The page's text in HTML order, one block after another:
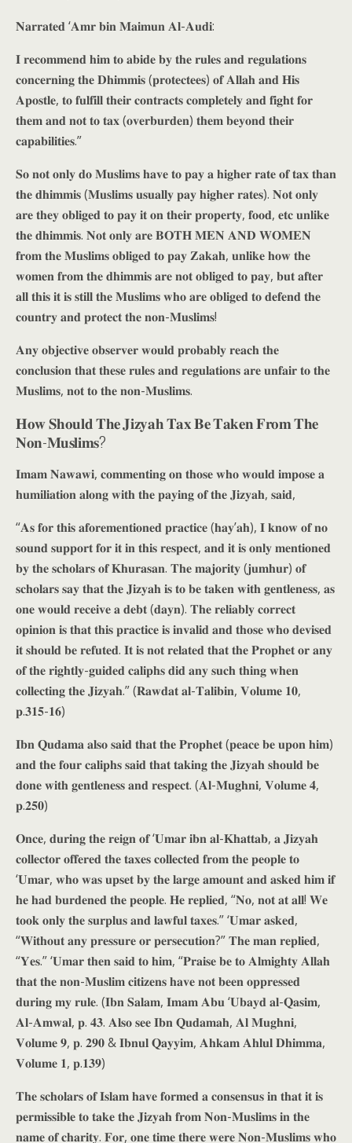
𝐍𝐚𝐫𝐫𝐚𝐭𝐞𝐝 ‘𝐀𝐦𝐫 𝐛𝐢𝐧 𝐌𝐚𝐢𝐦𝐮𝐧 𝐀𝐥-𝐀𝐮𝐝𝐢:
𝐈 𝐫𝐞𝐜𝐨𝐦𝐦𝐞𝐧𝐝 𝐡𝐢𝐦 𝐭𝐨 𝐚𝐛𝐢𝐝𝐞 𝐛𝐲 𝐭𝐡𝐞 𝐫𝐮𝐥𝐞𝐬 𝐚𝐧𝐝 𝐫𝐞𝐠𝐮𝐥𝐚𝐭𝐢𝐨𝐧𝐬
𝐜𝐨𝐧𝐜𝐞𝐫𝐧𝐢𝐧𝐠 𝐭𝐡𝐞 𝐃𝐡𝐢𝐦𝐦𝐢𝐬 (𝐩𝐫𝐨𝐭𝐞𝐜𝐭𝐞𝐞𝐬) 𝐨𝐟 𝐀𝐥𝐥𝐚𝐡 𝐚𝐧𝐝 𝐇𝐢𝐬
𝐀𝐩𝐨𝐬𝐭𝐥𝐞, 𝐭𝐨 𝐟𝐮𝐥𝐟𝐢𝐥𝐥 𝐭𝐡𝐞𝐢𝐫 𝐜𝐨𝐧𝐭𝐫𝐚𝐜𝐭𝐬 𝐜𝐨𝐦𝐩𝐥𝐞𝐭𝐞𝐥𝐲 𝐚𝐧𝐝 𝐟𝐢𝐠𝐡𝐭 𝐟𝐨𝐫
𝐭𝐡𝐞𝐦 𝐚𝐧𝐝 𝐧𝐨𝐭 𝐭𝐨 𝐭𝐚𝐱 (𝐨𝐯𝐞𝐫𝐛𝐮𝐫𝐝𝐞𝐧) 𝐭𝐡𝐞𝐦 𝐛𝐞𝐲𝐨𝐧𝐝 𝐭𝐡𝐞𝐢𝐫
𝐜𝐚𝐩𝐚𝐛𝐢𝐥𝐢𝐭𝐢𝐞𝐬.”
𝐒𝐨 𝐧𝐨𝐭 𝐨𝐧𝐥𝐲 𝐝𝐨 𝐌𝐮𝐬𝐥𝐢𝐦𝐬 𝐡𝐚𝐯𝐞 𝐭𝐨 𝐩𝐚𝐲 𝐚 𝐡𝐢𝐠𝐡𝐞𝐫 𝐫𝐚𝐭𝐞 𝐨𝐟 𝐭𝐚𝐱 𝐭𝐡𝐚𝐧
𝐭𝐡𝐞 𝐝𝐡𝐢𝐦𝐦𝐢𝐬 (𝐌𝐮𝐬𝐥𝐢𝐦𝐬 𝐮𝐬𝐮𝐚𝐥𝐥𝐲 𝐩𝐚𝐲 𝐡𝐢𝐠𝐡𝐞𝐫 𝐫𝐚𝐭𝐞𝐬). 𝐍𝐨𝐭 𝐨𝐧𝐥𝐲
𝐚𝐫𝐞 𝐭𝐡𝐞𝐲 𝐨𝐛𝐥𝐢𝐠𝐞𝐝 𝐭𝐨 𝐩𝐚𝐲 𝐢𝐭 𝐨𝐧 𝐭𝐡𝐞𝐢𝐫 𝐩𝐫𝐨𝐩𝐞𝐫𝐭𝐲, 𝐟𝐨𝐨𝐝, 𝐞𝐭𝐜 𝐮𝐧𝐥𝐢𝐤𝐞
𝐭𝐡𝐞 𝐝𝐡𝐢𝐦𝐦𝐢𝐬. 𝐍𝐨𝐭 𝐨𝐧𝐥𝐲 𝐚𝐫𝐞 𝐁𝐎𝐓𝐇 𝐌𝐄𝐍 𝐀𝐍𝐃 𝐖𝐎𝐌𝐄𝐍
𝐟𝐫𝐨𝐦 𝐭𝐡𝐞 𝐌𝐮𝐬𝐥𝐢𝐦𝐬 𝐨𝐛𝐥𝐢𝐠𝐞𝐝 𝐭𝐨 𝐩𝐚𝐲 𝐙𝐚𝐤𝐚𝐡, 𝐮𝐧𝐥𝐢𝐤𝐞 𝐡𝐨𝐰 𝐭𝐡𝐞
𝐰𝐨𝐦𝐞𝐧 𝐟𝐫𝐨𝐦 𝐭𝐡𝐞 𝐝𝐡𝐢𝐦𝐦𝐢𝐬 𝐚𝐫𝐞 𝐧𝐨𝐭 𝐨𝐛𝐥𝐢𝐠𝐞𝐝 𝐭𝐨 𝐩𝐚𝐲, 𝐛𝐮𝐭 𝐚𝐟𝐭𝐞𝐫
𝐚𝐥𝐥 𝐭𝐡𝐢𝐬 𝐢𝐭 𝐢𝐬 𝐬𝐭𝐢𝐥𝐥 𝐭𝐡𝐞 𝐌𝐮𝐬𝐥𝐢𝐦𝐬 𝐰𝐡𝐨 𝐚𝐫𝐞 𝐨𝐛𝐥𝐢𝐠𝐞𝐝 𝐭𝐨 𝐝𝐞𝐟𝐞𝐧𝐝 𝐭𝐡𝐞
𝐜𝐨𝐮𝐧𝐭𝐫𝐲 𝐚𝐧𝐝 𝐩𝐫𝐨𝐭𝐞𝐜𝐭 𝐭𝐡𝐞 𝐧𝐨𝐧-𝐌𝐮𝐬𝐥𝐢𝐦𝐬!
𝐀𝐧𝐲 𝐨𝐛𝐣𝐞𝐜𝐭𝐢𝐯𝐞 𝐨𝐛𝐬𝐞𝐫𝐯𝐞𝐫 𝐰𝐨𝐮𝐥𝐝 𝐩𝐫𝐨𝐛𝐚𝐛𝐥𝐲 𝐫𝐞𝐚𝐜𝐡 𝐭𝐡𝐞
𝐜𝐨𝐧𝐜𝐥𝐮𝐬𝐢𝐨𝐧 𝐭𝐡𝐚𝐭 𝐭𝐡𝐞𝐬𝐞 𝐫𝐮𝐥𝐞𝐬 𝐚𝐧𝐝 𝐫𝐞𝐠𝐮𝐥𝐚𝐭𝐢𝐨𝐧𝐬 𝐚𝐫𝐞 𝐮𝐧𝐟𝐚𝐢𝐫 𝐭𝐨 𝐭𝐡𝐞
𝐌𝐮𝐬𝐥𝐢𝐦𝐬, 𝐧𝐨𝐭 𝐭𝐨 𝐭𝐡𝐞 𝐧𝐨𝐧-𝐌𝐮𝐬𝐥𝐢𝐦𝐬.
𝐇𝐨𝐰 𝐒𝐡𝐨𝐮𝐥𝐝 𝐓𝐡𝐞 𝐉𝐢𝐳𝐲𝐚𝐡 𝐓𝐚𝐱 𝐁𝐞 𝐓𝐚𝐤𝐞𝐧 𝐅𝐫𝐨𝐦 𝐓𝐡𝐞
𝐍𝐨𝐧-𝐌𝐮𝐬𝐥𝐢𝐦𝐬?
𝐈𝐦𝐚𝐦 𝐍𝐚𝐰𝐚𝐰𝐢, 𝐜𝐨𝐦𝐦𝐞𝐧𝐭𝐢𝐧𝐠 𝐨𝐧 𝐭𝐡𝐨𝐬𝐞 𝐰𝐡𝐨 𝐰𝐨𝐮𝐥𝐝 𝐢𝐦𝐩𝐨𝐬𝐞 𝐚
𝐡𝐮𝐦𝐢𝐥𝐢𝐚𝐭𝐢𝐨𝐧 𝐚𝐥𝐨𝐧𝐠 𝐰𝐢𝐭𝐡 𝐭𝐡𝐞 𝐩𝐚𝐲𝐢𝐧𝐠 𝐨𝐟 𝐭𝐡𝐞 𝐉𝐢𝐳𝐲𝐚𝐡, 𝐬𝐚𝐢𝐝,
“𝐀𝐬 𝐟𝐨𝐫 𝐭𝐡𝐢𝐬 𝐚𝐟𝐨𝐫𝐞𝐦𝐞𝐧𝐭𝐢𝐨𝐧𝐞𝐝 𝐩𝐫𝐚𝐜𝐭𝐢𝐜𝐞 (𝐡𝐚𝐲’𝐚𝐡), 𝐈 𝐤𝐧𝐨𝐰 𝐨𝐟 𝐧𝐨
𝐬𝐨𝐮𝐧𝐝 𝐬𝐮𝐩𝐩𝐨𝐫𝐭 𝐟𝐨𝐫 𝐢𝐭 𝐢𝐧 𝐭𝐡𝐢𝐬 𝐫𝐞𝐬𝐩𝐞𝐜𝐭, 𝐚𝐧𝐝 𝐢𝐭 𝐢𝐬 𝐨𝐧𝐥𝐲 𝐦𝐞𝐧𝐭𝐢𝐨𝐧𝐞𝐝
𝐛𝐲 𝐭𝐡𝐞 𝐬𝐜𝐡𝐨𝐥𝐚𝐫𝐬 𝐨𝐟 𝐊𝐡𝐮𝐫𝐚𝐬𝐚𝐧. 𝐓𝐡𝐞 𝐦𝐚𝐣𝐨𝐫𝐢𝐭𝐲 (𝐣𝐮𝐦𝐡𝐮𝐫) 𝐨𝐟
𝐬𝐜𝐡𝐨𝐥𝐚𝐫𝐬 𝐬𝐚𝐲 𝐭𝐡𝐚𝐭 𝐭𝐡𝐞 𝐉𝐢𝐳𝐲𝐚𝐡 𝐢𝐬 𝐭𝐨 𝐛𝐞 𝐭𝐚𝐤𝐞𝐧 𝐰𝐢𝐭𝐡 𝐠𝐞𝐧𝐭𝐥𝐞𝐧𝐞𝐬𝐬, 𝐚𝐬
𝐨𝐧𝐞 𝐰𝐨𝐮𝐥𝐝 𝐫𝐞𝐜𝐞𝐢𝐯𝐞 𝐚 𝐝𝐞𝐛𝐭 (𝐝𝐚𝐲𝐧). 𝐓𝐡𝐞 𝐫𝐞𝐥𝐢𝐚𝐛𝐥𝐲 𝐜𝐨𝐫𝐫𝐞𝐜𝐭
𝐨𝐩𝐢𝐧𝐢𝐨𝐧 𝐢𝐬 𝐭𝐡𝐚𝐭 𝐭𝐡𝐢𝐬 𝐩𝐫𝐚𝐜𝐭𝐢𝐜𝐞 𝐢𝐬 𝐢𝐧𝐯𝐚𝐥𝐢𝐝 𝐚𝐧𝐝 𝐭𝐡𝐨𝐬𝐞 𝐰𝐡𝐨 𝐝𝐞𝐯𝐢𝐬𝐞𝐝
𝐢𝐭 𝐬𝐡𝐨𝐮𝐥𝐝 𝐛𝐞 𝐫𝐞𝐟𝐮𝐭𝐞𝐝. 𝐈𝐭 𝐢𝐬 𝐧𝐨𝐭 𝐫𝐞𝐥𝐚𝐭𝐞𝐝 𝐭𝐡𝐚𝐭 𝐭𝐡𝐞 𝐏𝐫𝐨𝐩𝐡𝐞𝐭 𝐨𝐫 𝐚𝐧𝐲
𝐨𝐟 𝐭𝐡𝐞 𝐫𝐢𝐠𝐡𝐭𝐥𝐲-𝐠𝐮𝐢𝐝𝐞𝐝 𝐜𝐚𝐥𝐢𝐩𝐡𝐬 𝐝𝐢𝐝 𝐚𝐧𝐲 𝐬𝐮𝐜𝐡 𝐭𝐡𝐢𝐧𝐠 𝐰𝐡𝐞𝐧
𝐜𝐨𝐥𝐥𝐞𝐜𝐭𝐢𝐧𝐠 𝐭𝐡𝐞 𝐉𝐢𝐳𝐲𝐚𝐡.” (𝐑𝐚𝐰𝐝𝐚𝐭 𝐚𝐥-𝐓𝐚𝐥𝐢𝐛𝐢𝐧, 𝐕𝐨𝐥𝐮𝐦𝐞 𝟏𝟎,
𝐩.𝟑𝟏𝟓-𝟏𝟔)
𝐈𝐛𝐧 𝐐𝐮𝐝𝐚𝐦𝐚 𝐚𝐥𝐬𝐨 𝐬𝐚𝐢𝐝 𝐭𝐡𝐚𝐭 𝐭𝐡𝐞 𝐏𝐫𝐨𝐩𝐡𝐞𝐭 (𝐩𝐞𝐚𝐜𝐞 𝐛𝐞 𝐮𝐩𝐨𝐧 𝐡𝐢𝐦)
𝐚𝐧𝐝 𝐭𝐡𝐞 𝐟𝐨𝐮𝐫 𝐜𝐚𝐥𝐢𝐩𝐡𝐬 𝐬𝐚𝐢𝐝 𝐭𝐡𝐚𝐭 𝐭𝐚𝐤𝐢𝐧𝐠 𝐭𝐡𝐞 𝐉𝐢𝐳𝐲𝐚𝐡 𝐬𝐡𝐨𝐮𝐥𝐝 𝐛𝐞
𝐝𝐨𝐧𝐞 𝐰𝐢𝐭𝐡 𝐠𝐞𝐧𝐭𝐥𝐞𝐧𝐞𝐬𝐬 𝐚𝐧𝐝 𝐫𝐞𝐬𝐩𝐞𝐜𝐭. (𝐀𝐥-𝐌𝐮𝐠𝐡𝐧𝐢, 𝐕𝐨𝐥𝐮𝐦𝐞 𝟒,
𝐩.𝟐𝟓𝟎)
𝐎𝐧𝐜𝐞, 𝐝𝐮𝐫𝐢𝐧𝐠 𝐭𝐡𝐞 𝐫𝐞𝐢𝐠𝐧 𝐨𝐟 ‘𝐔𝐦𝐚𝐫 𝐢𝐛𝐧 𝐚𝐥-𝐊𝐡𝐚𝐭𝐭𝐚𝐛, 𝐚 𝐉𝐢𝐳𝐲𝐚𝐡
𝐜𝐨𝐥𝐥𝐞𝐜𝐭𝐨𝐫 𝐨𝐟𝐟𝐞𝐫𝐞𝐝 𝐭𝐡𝐞 𝐭𝐚𝐱𝐞𝐬 𝐜𝐨𝐥𝐥𝐞𝐜𝐭𝐞𝐝 𝐟𝐫𝐨𝐦 𝐭𝐡𝐞 𝐩𝐞𝐨𝐩𝐥𝐞 𝐭𝐨
‘𝐔𝐦𝐚𝐫, 𝐰𝐡𝐨 𝐰𝐚𝐬 𝐮𝐩𝐬𝐞𝐭 𝐛𝐲 𝐭𝐡𝐞 𝐥𝐚𝐫𝐠𝐞 𝐚𝐦𝐨𝐮𝐧𝐭 𝐚𝐧𝐝 𝐚𝐬𝐤𝐞𝐝 𝐡𝐢𝐦 𝐢𝐟
𝐡𝐞 𝐡𝐚𝐝 𝐛𝐮𝐫𝐝𝐞𝐧𝐞𝐝 𝐭𝐡𝐞 𝐩𝐞𝐨𝐩𝐥𝐞. 𝐇𝐞 𝐫𝐞𝐩𝐥𝐢𝐞𝐝, “𝐍𝐨, 𝐧𝐨𝐭 𝐚𝐭 𝐚𝐥𝐥! 𝐖𝐞
𝐭𝐨𝐨𝐤 𝐨𝐧𝐥𝐲 𝐭𝐡𝐞 𝐬𝐮𝐫𝐩𝐥𝐮𝐬 𝐚𝐧𝐝 𝐥𝐚𝐰𝐟𝐮𝐥 𝐭𝐚𝐱𝐞𝐬.” ‘𝐔𝐦𝐚𝐫 𝐚𝐬𝐤𝐞𝐝,
“𝐖𝐢𝐭𝐡𝐨𝐮𝐭 𝐚𝐧𝐲 𝐩𝐫𝐞𝐬𝐬𝐮𝐫𝐞 𝐨𝐫 𝐩𝐞𝐫𝐬𝐞𝐜𝐮𝐭𝐢𝐨𝐧?” 𝐓𝐡𝐞 𝐦𝐚𝐧 𝐫𝐞𝐩𝐥𝐢𝐞𝐝,
“𝐘𝐞𝐬.” ‘𝐔𝐦𝐚𝐫 𝐭𝐡𝐞𝐧 𝐬𝐚𝐢𝐝 𝐭𝐨 𝐡𝐢𝐦, “𝐏𝐫𝐚𝐢𝐬𝐞 𝐛𝐞 𝐭𝐨 𝐀𝐥𝐦𝐢𝐠𝐡𝐭𝐲 𝐀𝐥𝐥𝐚𝐡
𝐭𝐡𝐚𝐭 𝐭𝐡𝐞 𝐧𝐨𝐧-𝐌𝐮𝐬𝐥𝐢𝐦 𝐜𝐢𝐭𝐢𝐳𝐞𝐧𝐬 𝐡𝐚𝐯𝐞 𝐧𝐨𝐭 𝐛𝐞𝐞𝐧 𝐨𝐩𝐩𝐫𝐞𝐬𝐬𝐞𝐝
𝐝𝐮𝐫𝐢𝐧𝐠 𝐦𝐲 𝐫𝐮𝐥𝐞. (𝐈𝐛𝐧 𝐒𝐚𝐥𝐚𝐦, 𝐈𝐦𝐚𝐦 𝐀𝐛𝐮 ‘𝐔𝐛𝐚𝐲𝐝 𝐚𝐥-𝐐𝐚𝐬𝐢𝐦,
𝐀𝐥-𝐀𝐦𝐰𝐚𝐥, 𝐩. 𝟒𝟑. 𝐀𝐥𝐬𝐨 𝐬𝐞𝐞 𝐈𝐛𝐧 𝐐𝐮𝐝𝐚𝐦𝐚𝐡, 𝐀𝐥 𝐌𝐮𝐠𝐡𝐧𝐢,
𝐕𝐨𝐥𝐮𝐦𝐞 𝟗, 𝐩. 𝟐𝟗𝟎 & 𝐈𝐛𝐧𝐮𝐥 𝐐𝐚𝐲𝐲𝐢𝐦, 𝐀𝐡𝐤𝐚𝐦 𝐀𝐡𝐥𝐮𝐥 𝐃𝐡𝐢𝐦𝐦𝐚,
𝐕𝐨𝐥𝐮𝐦𝐞 𝟏, 𝐩.𝟏𝟑𝟗)
𝐓𝐡𝐞 𝐬𝐜𝐡𝐨𝐥𝐚𝐫𝐬 𝐨𝐟 𝐈𝐬𝐥𝐚𝐦 𝐡𝐚𝐯𝐞 𝐟𝐨𝐫𝐦𝐞𝐝 𝐚 𝐜𝐨𝐧𝐬𝐞𝐧𝐬𝐮𝐬 𝐢𝐧 𝐭𝐡𝐚𝐭 𝐢𝐭 𝐢𝐬
𝐩𝐞𝐫𝐦𝐢𝐬𝐬𝐢𝐛𝐥𝐞 𝐭𝐨 𝐭𝐚𝐤𝐞 𝐭𝐡𝐞 𝐉𝐢𝐳𝐲𝐚𝐡 𝐟𝐫𝐨𝐦 𝐍𝐨𝐧-𝐌𝐮𝐬𝐥𝐢𝐦𝐬 𝐢𝐧 𝐭𝐡𝐞
𝐧𝐚𝐦𝐞 𝐨𝐟 𝐜𝐡𝐚𝐫𝐢𝐭𝐲. 𝐅𝐨𝐫, 𝐨𝐧𝐞 𝐭𝐢𝐦𝐞 𝐭𝐡𝐞𝐫𝐞 𝐰𝐞𝐫𝐞 𝐍𝐨𝐧-𝐌𝐮𝐬𝐥𝐢𝐦𝐬 𝐰𝐡𝐨